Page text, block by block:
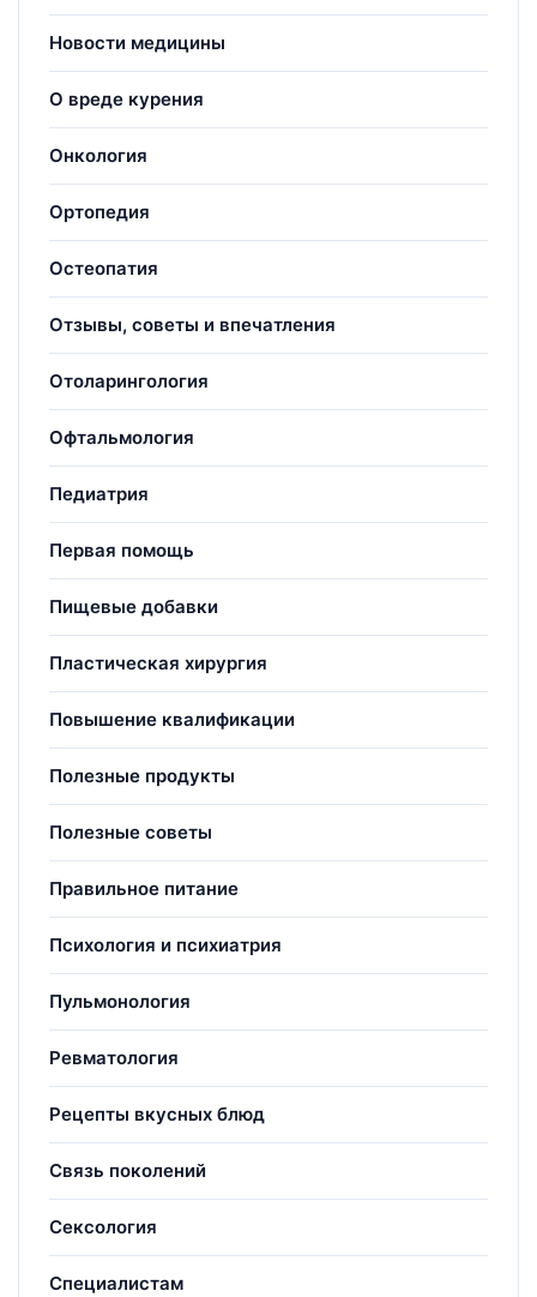
Новости медицины
О вреде курения
Онкология
Ортопедия
Остеопатия
Отзывы, советы и впечатления
Отоларингология
Офтальмология
Педиатрия
Первая помощь
Пищевые добавки
Пластическая хирургия
Повышение квалификации
Полезные продукты
Полезные советы
Правильное питание
Психология и психиатрия
Пульмонология
Ревматология
Рецепты вкусных блюд
Связь поколений
Сексология
Специалистам